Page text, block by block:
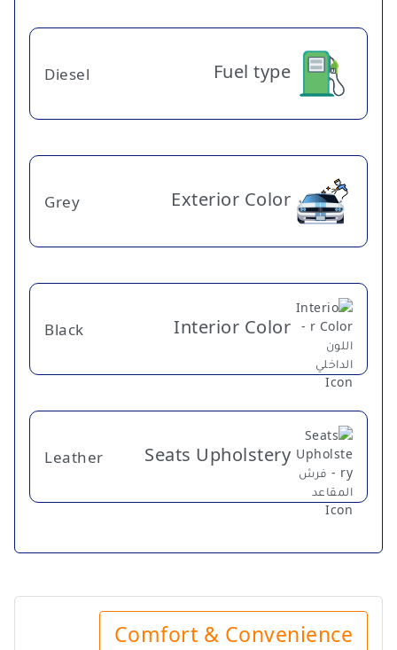
Fuel type
Diesel
Exterior Color
Grey
Interior Color
Black
Seats Upholstery
Leather
Comfort & Convenience